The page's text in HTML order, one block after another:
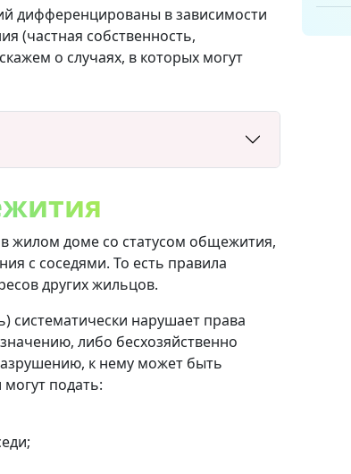
дифференцированы в зависимости
(частная собственность,
о случаях, в которых могут
жилом доме со статусом общежития,
с соседями. То есть правила
других жильцов.
систематически нарушает права
либо бесхозяйственно
к нему может быть
подать: